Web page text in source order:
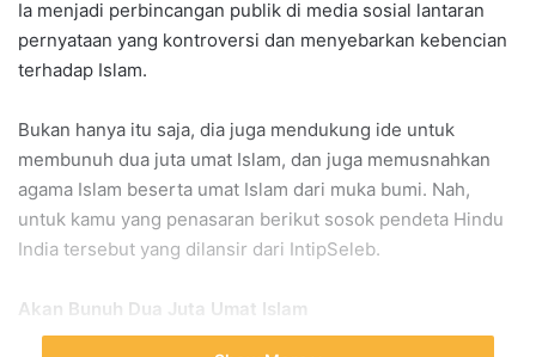
Ia menjadi perbincangan publik di media sosial lantaran
pernyataan yang kontroversi dan menyebarkan kebencian
terhadap Islam.
Bukan hanya itu saja, dia juga mendukung ide untuk
membunuh dua juta umat Islam, dan juga memusnahkan
agama Islam beserta umat Islam dari muka bumi. Nah,
untuk kamu yang penasaran berikut sosok pendeta Hindu
India tersebut yang dilansir dari IntipSeleb.
Akan Bunuh Dua Juta Umat Islam